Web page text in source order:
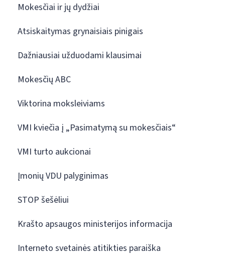
Mokesčiai ir jų dydžiai
Atsiskaitymas grynaisiais pinigais
Dažniausiai užduodami klausimai
Mokesčių ABC
Viktorina moksleiviams
VMI kviečia į „Pasimatymą su mokesčiais“
VMI turto aukcionai
Įmonių VDU palyginimas
STOP šešėliui
Krašto apsaugos ministerijos informacija
Interneto svetainės atitikties paraiška